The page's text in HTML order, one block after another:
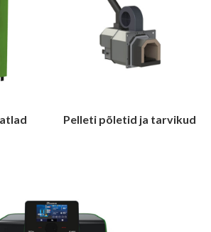
Pelleti põletid ja tarvikud